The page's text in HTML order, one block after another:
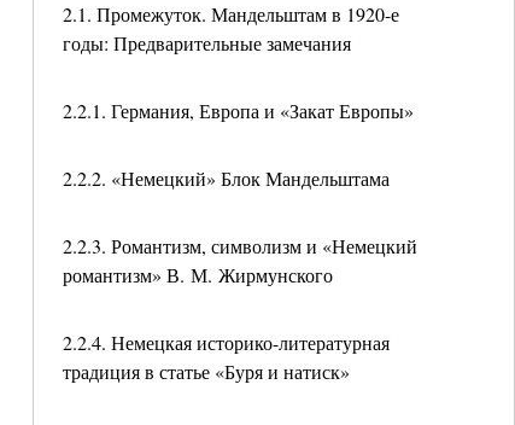
2.1. Промежуток. Мандельштам в 1920-е
годы: Предварительные замечания
2.2.1. Германия, Европа и «Закат Европы»
2.2.2. «Немецкий» Блок Мандельштама
2.2.3. Романтизм, символизм и «Немецкий
романтизм» В. М. Жирмунского
2.2.4. Немецкая историко-литературная
традиция в статье «Буря и натиск»